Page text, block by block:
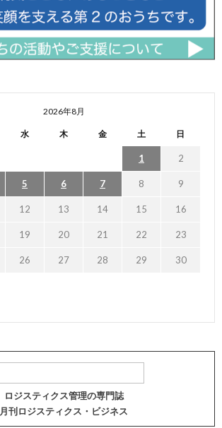
2026年8月
水 木 金 土 日
1 2
5 6 7 8 9
12 13 14 15 16
19 20 21 22 23
26 27 28 29 30
ロジスティクス管理の専門誌
月刊ロジスティクス・ビジネス